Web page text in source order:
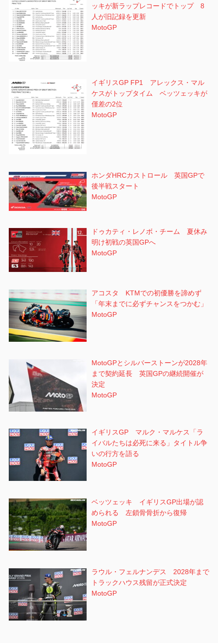
ッキが新ラップレコードでトップ 8
人が旧記録を更新
MotoGP
イギリスGP FP1 アレックス・マル
ケスがトップタイム ベッツェッキが
僅差の2位
MotoGP
ホンダHRCカストロール 英国GPで
後半戦スタート
MotoGP
ドゥカティ・レノボ・チーム 夏休み
明け初戦の英国GPへ
MotoGP
アコスタ KTMでの初優勝を諦めず
「年末までに必ずチャンスをつかむ」
MotoGP
MotoGPとシルバーストーンが2028年
まで契約延長 英国GPの継続開催が
決定
MotoGP
イギリスGP マルク・マルケス「ラ
イバルたちは必死に来る」タイトル争
いの行方を語る
MotoGP
ベッツェッキ イギリスGP出場が認
められる 左鎖骨骨折から復帰
MotoGP
ラウル・フェルナンデス 2028年まで
トラックハウス残留が正式決定
MotoGP